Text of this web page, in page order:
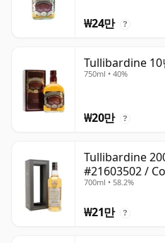
₩24만 ?
Tullibardine
750ml • 40%
₩20만 ?
Tullibardine
#21603502 /
700ml • 58.2%
₩21만 ?